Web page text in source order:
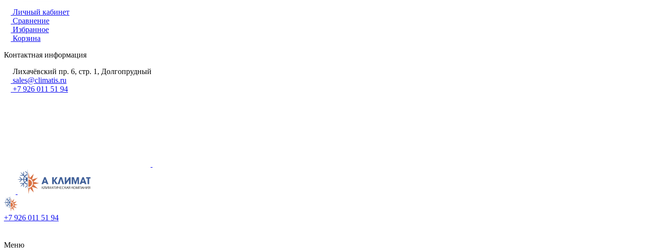
Личный кабинет
Сравнение
Избранное
Корзина
Контактная информация
Лихачёвский пр. 6, стр. 1, Долгопрудный
sales@climatis.ru
+7 926 011 51 94
+7 926 011 51 94
Меню